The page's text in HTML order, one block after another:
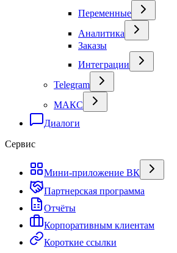
Переменные
Аналитика
Заказы
Интеграции
Telegram
МАКС
Диалоги
Сервис
Мини-приложение ВК
Партнерская программа
Отчёты
Корпоративным клиентам
Короткие ссылки